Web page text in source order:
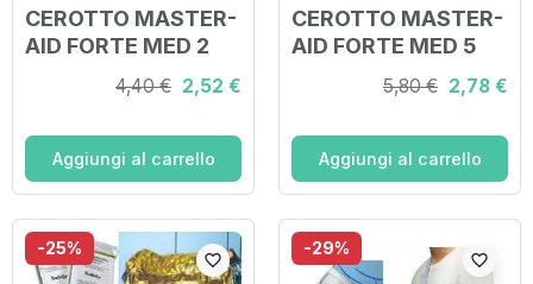
CEROTTO MASTER-
AID FORTE MED 2
FORMATI 20 PEZZI
4,40 € 2,52 €
Aggiungi al carrello
CEROTTO MASTER-
AID FORTE MED 5
FORMATI 40 PEZZI
5,80 € 2,78 €
Aggiungi al carrello
-25%
favorite_border
-29%
favorite_border